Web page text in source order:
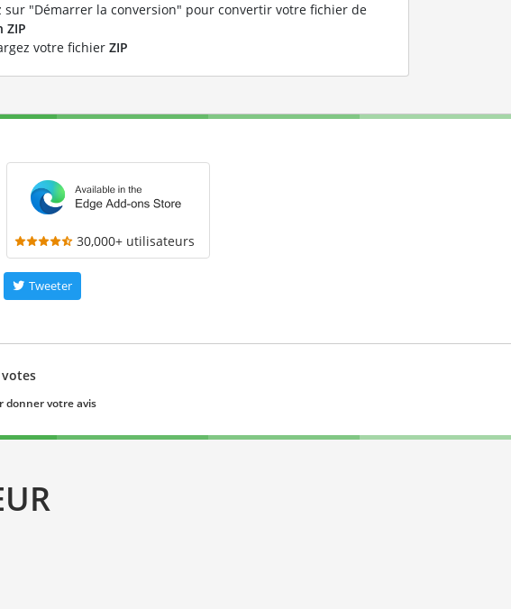
sur "Démarrer la conversion" pour convertir votre fichier de
ZIP
votre fichier ZIP
30,000+ utilisateurs
Tweeter
donner votre avis